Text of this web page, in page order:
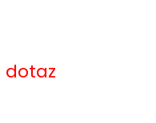
dotaz